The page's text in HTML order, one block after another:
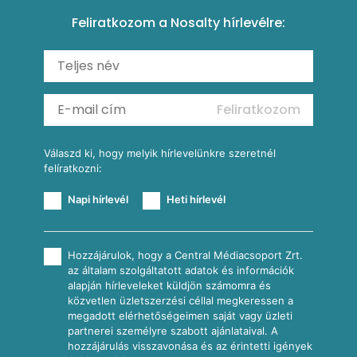
Carbonara
Shakshuka
Ratatouille
Mexikói húsleves kukorica salsával
Almás-kéksajtos kukoricasaláta
Köretek
Reggeli receptek
Feliratkozom a Nosalty hírlevélre:
Feliratkozom
Válaszd ki, hogy melyik hírlevelünkre szeretnél
felíratkozni:
Napi hírlevél Heti hírlevél
Hozzájárulok, hogy a Central Médiacsoport Zrt.
az általam szolgáltatott adatok és információk
alapján hírleveleket küldjön számomra és
közvetlen üzletszerzési céllal megkeressen a
megadott elérhetőségeimen saját vagy üzleti
partnerei személyre szabott ajánlataival. A
hozzájárulás visszavonása és az érintetti igények